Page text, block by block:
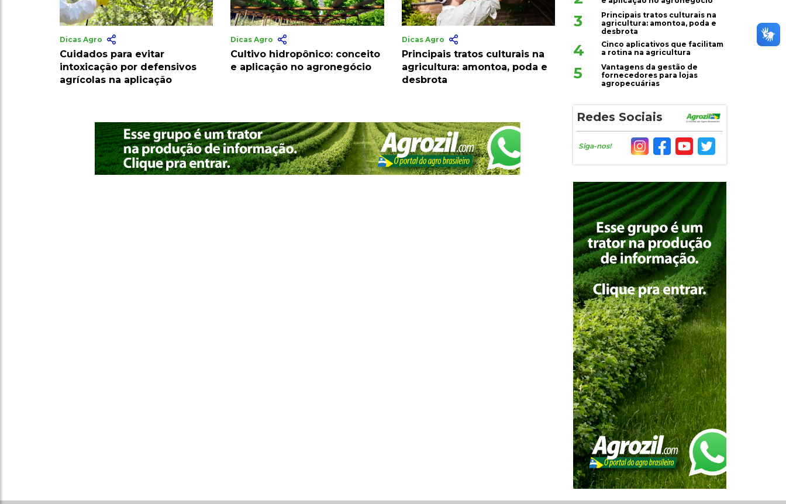
Dicas Agro
Cuidados para evitar
intoxicação por defensivos
agrícolas na aplicação
Dicas Agro
Cultivo hidropônico: conceito
e aplicação no agronegócio
Dicas Agro
Principais tratos culturais na
agricultura: amontoa, poda e
desbrota
3
Principais tratos culturais na
agricultura: amontoa, poda e
desbrota
4
Cinco aplicativos que facilitam
a rotina na agricultura
5
Vantagens da gestão de
fornecedores para lojas
agropecuárias
Redes Sociais
Siga-nos!